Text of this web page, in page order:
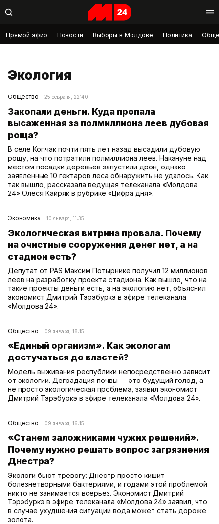
Прямой эфир Новости Выборы в Молдове Политика
Экология
Общество 25 февраля, 22:40
Закопали деньги. Куда пропала
высаженная за полмиллиона леев дубовая
роща?
В селе Копчак почти пять лет назад высадили дубовую
рощу, на что потратили полмиллиона леев. Накануне над
местом посадки деревьев запустили дрон, однако
заявленные 10 гектаров леса обнаружить не удалось. Как
так вышло, рассказала ведущая телеканала «Молдова
24» Олеся Кайряк в рубрике «Цифра дня».
Экономика 10 января, 11:35
Экологическая витрина провала. Почему
на очистные сооружения денег нет, а на
стадион есть?
Депутат от PAS Максим Потырнике получил 12 миллионов
леев на разработку проекта стадиона. Как вышло, что на
такие проекты деньги есть, а на экологию нет, объяснил
экономист Дмитрий Тэрэбуркэ в эфире телеканала
«Молдова 24».
Общество 09 января, 18:15
«Единый организм». Как экологам
достучаться до властей?
Модель выживания республики непосредственно зависит
от экологии. Деградация почвы — это будущий голод, а
не просто экологическая проблема, заявил экономист
Дмитрий Тэрэбуркэ в эфире телеканала «Молдова 24».
Общество 09 января, 16:15
«Станем заложниками чужих решений».
Почему нужно решать вопрос загрязнения
Днестра?
Экологи бьют тревогу: Днестр просто кишит
болезнетворными бактериями, и годами этой проблемой
никто не занимается всерьез. Экономист Дмитрий
Тэрэбуркэ в эфире телеканала «Молдова 24» заявил, что
в случае ухудшения ситуации вода может стать дороже
золота.